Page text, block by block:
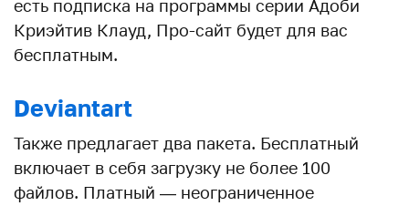
есть подписка на программы серии Адоби
Криэйтив Клауд, Про-сайт будет для вас
бесплатным.
Deviantart
Также предлагает два пакета. Бесплатный
включает в себя загрузку не более 100
файлов. Платный — неограниченное